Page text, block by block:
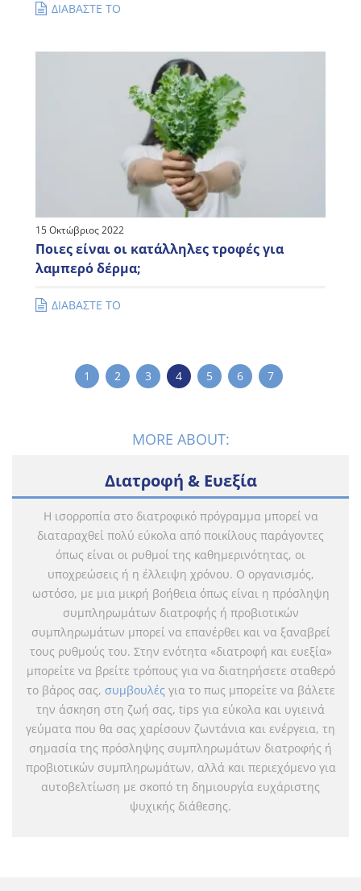
ΔΙΑΒΑΣΤΕ ΤΟ
15 Οκτώβριος 2022
Ποιες είναι οι κατάλληλες τροφές για
λαμπερό δέρμα;
ΔΙΑΒΑΣΤΕ ΤΟ
1 2 3 4 5 6 7
MORE ABOUT:
Διατροφή & Ευεξία
Η ισορροπία στο διατροφικό πρόγραμμα μπορεί να
διαταραχθεί πολύ εύκολα από ποικίλους παράγοντες
όπως είναι οι ρυθμοί της καθημερινότητας, οι
υποχρεώσεις ή η έλλειψη χρόνου. Ο οργανισμός,
ωστόσο, με μια μικρή βοήθεια όπως είναι η πρόσληψη
συμπληρωμάτων διατροφής ή προβιοτικών
συμπληρωμάτων μπορεί να επανέρθει και να ξαναβρεί
τους ρυθμούς του. Στην ενότητα «διατροφή και ευεξία»
μπορείτε να βρείτε τρόπους για να διατηρήσετε σταθερό
το βάρος σας, συμβουλέςγια το πως μπορείτε να βάλετε
την άσκηση στη ζωή σας, tips για εύκολα και υγιεινά
γεύματα που θα σας χαρίσουν ζωντάνια και ενέργεια, τη
σημασία της πρόσληψης συμπληρωμάτων διατροφής ή
προβιοτικών συμπληρωμάτων, αλλά και περιεχόμενο για
αυτοβελτίωση με σκοπό τη δημιουργία ευχάριστης
ψυχικής διάθεσης.